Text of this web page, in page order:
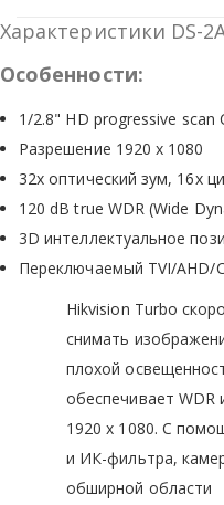
Характеристики DS-
Особенности:
1/2.8" HD progressive scan
Разрешение 1920 x 1080
32x оптический зум, 16x
120 dB true WDR (Wide
3D интеллектуальное
Переключаемый TVI/AHD/
Hikvision Turbo
снимать
плохой
обеспечивает
1920 x 1080. С
и ИК-фильтра,
обширной области